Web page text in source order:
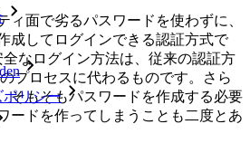
ポリシー
ィ面で劣るパスワードを使わずに、
成してログインできる認証方式で
なログイン方法は、従来の認証方
プロセスに代わるものです。さら
そもそもパスワードを作成する必要
ードを作ってしまうことも二度とあ